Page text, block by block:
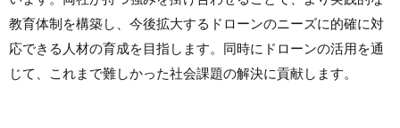
教育体制を構築し、今後拡大するドローンのニーズに的確に対
応できる人材の育成を目指します。同時にドローンの活用を通
じて、これまで難しかった社会課題の解決に貢献します。